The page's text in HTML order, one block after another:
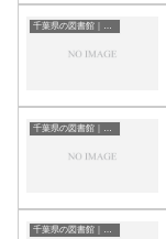
千葉県の図書館｜勉強できる場所